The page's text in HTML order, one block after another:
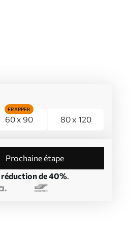
60 x 90
FRAPPER
80 x 120
Prochaine étape
réduction de 40%.